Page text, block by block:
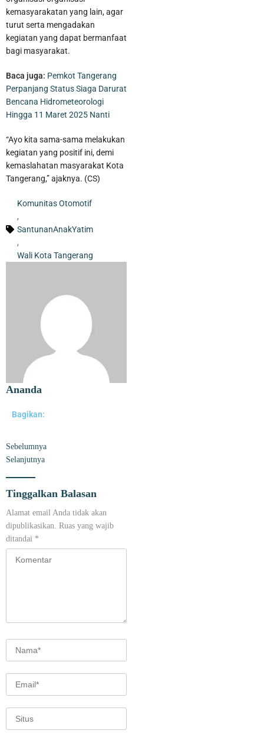
Polsek Neglasari Tangkap Pengedar Obat Keras dengan 1.785
Barang Bukti
kemasyarakatan yang lain, agar
turut serta mengadakan
kegiatan yang dapat bermanfaat
bagi masyarakat.
Baca juga: Pemkot Tangerang
Perpanjang Status Siaga Darurat
Bencana Hidrometeorologi
Hingga 11 Maret 2025 Nanti
“Ayo kita sama-sama melakukan
kegiatan yang positif ini, demi
kemaslahatan masyarakat Kota
Tangerang,” ajaknya. (CS)
Komunitas Otomotif
,
SantunanAnakYatim
,
Wali Kota Tangerang
Ananda
Bagikan:
Sebelumnya
Selanjutnya
Tinggalkan Balasan
Alamat email Anda tidak akan
dipublikasikan. Ruas yang wajib
ditandai *